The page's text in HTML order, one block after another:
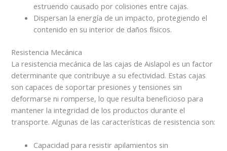
estruendo causado por colisiones entre cajas.
Dispersan la energía de un impacto, protegiendo el
contenido en su interior de daños físicos.
Resistencia Mecánica
La resistencia mecánica de las cajas de Aislapol es un factor
determinante que contribuye a su efectividad. Estas cajas
son capaces de soportar presiones y tensiones sin
deformarse ni romperse, lo que resulta beneficioso para
mantener la integridad de los productos durante el
transporte. Algunas de las características de resistencia son:
Capacidad para resistir apilamientos sin